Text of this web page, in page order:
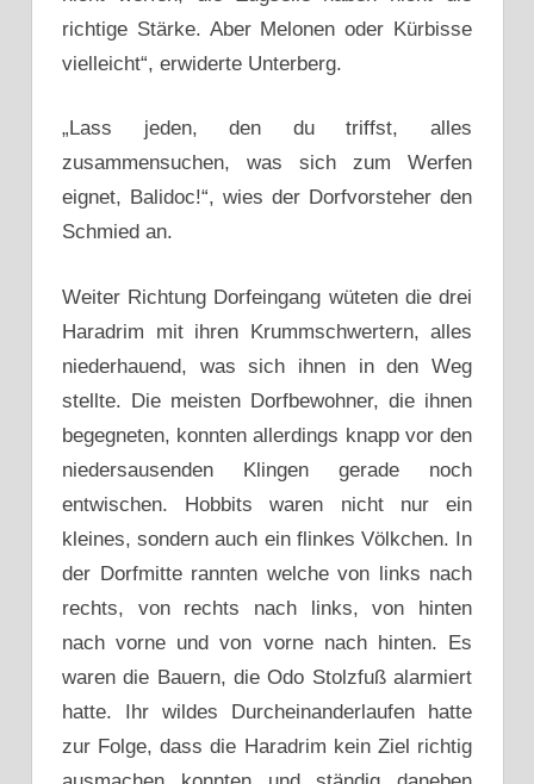
richtige Stärke. Aber Melonen oder Kürbisse
vielleicht“, erwiderte Unterberg.
„Lass jeden, den du triffst, alles
zusammensuchen, was sich zum Werfen
eignet, Balidoc!“, wies der Dorfvorsteher den
Schmied an.
Weiter Richtung Dorfeingang wüteten die drei
Haradrim mit ihren Krummschwertern, alles
niederhauend, was sich ihnen in den Weg
stellte. Die meisten Dorfbewohner, die ihnen
begegneten, konnten allerdings knapp vor den
niedersausenden Klingen gerade noch
entwischen. Hobbits waren nicht nur ein
kleines, sondern auch ein flinkes Völkchen. In
der Dorfmitte rannten welche von links nach
rechts, von rechts nach links, von hinten
nach vorne und von vorne nach hinten. Es
waren die Bauern, die Odo Stolzfuß alarmiert
hatte. Ihr wildes Durcheinanderlaufen hatte
zur Folge, dass die Haradrim kein Ziel richtig